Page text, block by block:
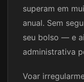
superam em
anual. Sem
seu bolso — e
administrativa
Voar